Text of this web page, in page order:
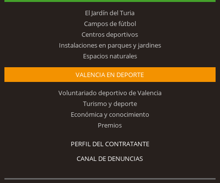
El Jardín del Turia
Campos de fútbol
Centros deportivos
Instalaciones en parques y jardines
Espacios naturales
VALENCIA EN DEPORTE
Voluntariado deportivo de Valencia
Turismo y deporte
Económica y conocimiento
Premios
PERFIL DEL CONTRATANTE
CANAL DE DENUNCIAS